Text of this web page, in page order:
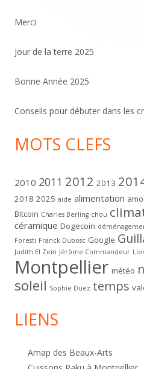
Merci
Jour de la terre 2025
Bonne Année 2025
Conseils pour débuter dans les
MOTS CLEFS
2010 2011 2012 2013
2018 2025 aide alimentation
Bitcoin Charles Berling chou
céramique Dogecoin
Foresti Franck Dubosc Google
Judith El Zein Jérôme Commandeur
Montpellier météo
soleil Sophie Duez temps
LIENS
Amap des Beaux-Arts